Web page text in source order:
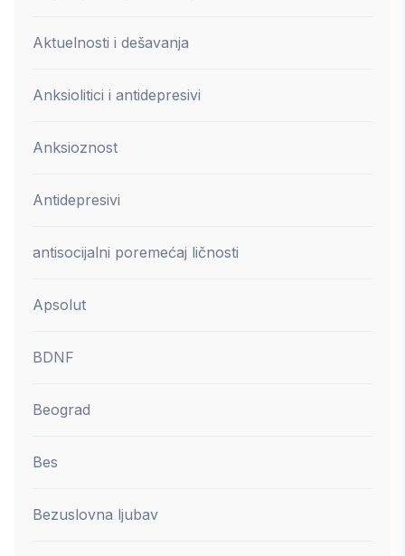
Aktuelnosti i dešavanja
Anksiolitici i antidepresivi
Anksioznost
Antidepresivi
antisocijalni poremećaj ličnosti
Apsolut
BDNF
Beograd
Bes
Bezuslovna ljubav